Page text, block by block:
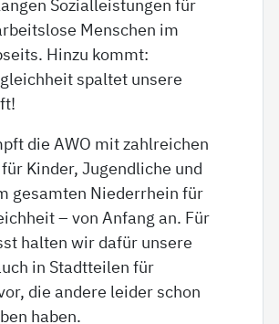
Sozialleistungen für
Menschen im
Hinzu kommt:
spaltet unsere
die AWO mit zahlreichen
Kinder, Jugendliche und
gesamten Niederrhein für
– von Anfang an. Für
halten wir dafür unsere
in Stadtteilen für
die andere leider schon
haben.